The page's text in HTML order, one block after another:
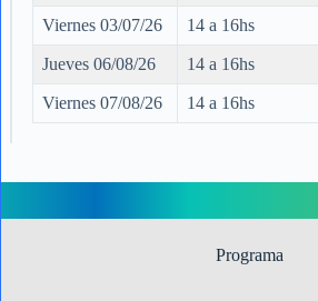
Viernes 03/07/26 14 a 16hs
Jueves 06/08/26 14 a 16hs
Viernes 07/08/26 14 a 16hs
Programa